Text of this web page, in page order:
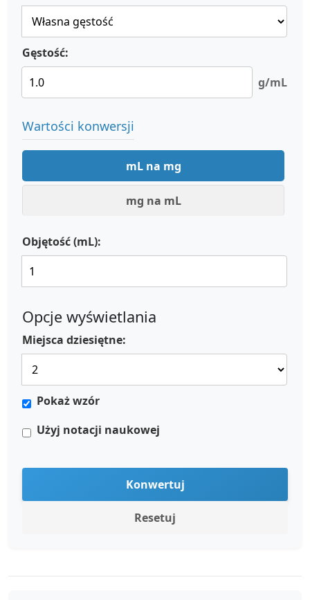
Gęstość:
g/mL
Wartości konwersji
mL na mg
mg na mL
Objętość (mL):
Opcje wyświetlania
Miejsca dziesiętne:
Pokaż wzór
Użyj notacji naukowej
Konwertuj
Resetuj